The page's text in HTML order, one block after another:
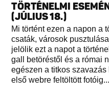
TÖRTÉNELMI
(JÚLIUS 18.)
Mi történt ezen a napon a
csaták, városok
jelölik ezt a napot a
gall betöréstől és a római
egészen a titkos
első webre feltöltött fotóig...